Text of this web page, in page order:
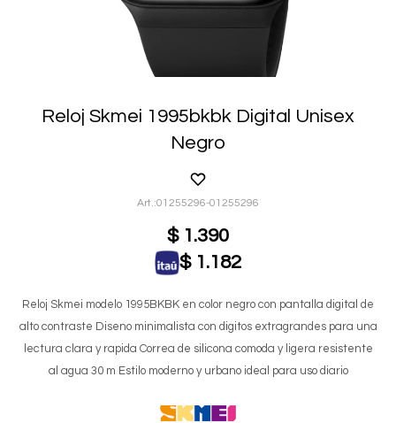
Reloj Skmei 1995bkbk Digital Unisex
Negro
01255296-01255296
$ 1.390
$ 1.182
Reloj Skmei modelo 1995BKBK en color negro con pantalla digital de
alto contraste Diseno minimalista con digitos extragrandes para una
lectura clara y rapida Correa de silicona comoda y ligera resistente
al agua 30 m Estilo moderno y urbano ideal para uso diario